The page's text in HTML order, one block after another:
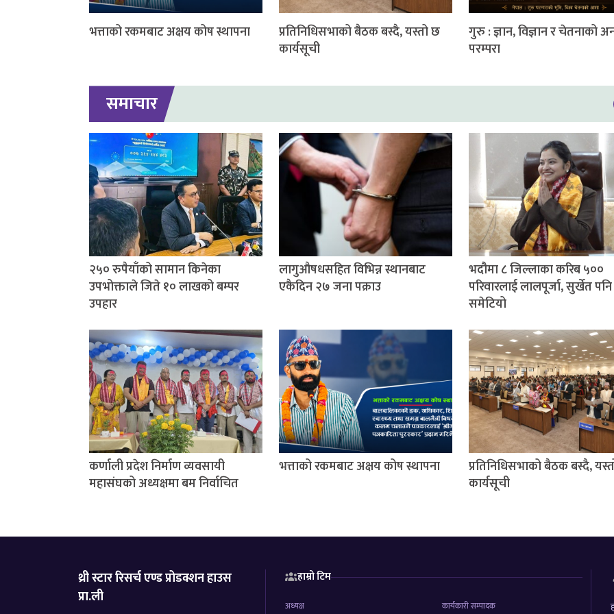
भत्ताको रकमबाट अक्षय कोष स्थापना
प्रतिनिधिसभाको बैठक बस्दै, यस्तो छ
कार्यसूची
गुरु : ज्ञान, विज्ञान र चेतनाको
परम्परा
समाचार
२५० रुपैयाँको सामान किनेका
उपभोक्ताले जिते १० लाखको बम्पर
उपहार
लागुऔषधसहित विभिन्न स्थानबाट
एकैदिन २७ जना पक्राउ
भदौमा ८ जिल्लाका करिब ५००
परिवारलाई लालपूर्जा, सुर्खेत पनि
समेटियो
कर्णाली प्रदेश निर्माण व्यवसायी
महासंघको अध्यक्षमा बम निर्वाचित
भत्ताको रकमबाट अक्षय कोष स्थापना
प्रतिनिधिसभाको बैठक बस्दै,
कार्यसूची
थ्री स्टार रिसर्च एण्ड प्रोडक्शन हाउस
प्रा.ली
हाम्रो टिम
अध्यक्ष कार्यकारी सम्पादक